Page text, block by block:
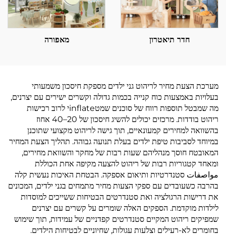
חדר תיאטרון מאפורה
מערכת הצעת מחיר לריהוט גני ילדים מספקת חיסכון משמעותי
בעלויות באמצעות כוח קנייה בכמות גדולה וקשרים ישירים עם יצרנים,
מה שמבטל תוספות רווח של סוכנים שמטinflateי לרוב רכישות
ריהוט בודדות. מרכזים יכולים להשיג חיסכון של 20–40 אחוז
בהשוואה למחירים קמעונאיים, תוך גישה לריהוט מקצועי שתוכנן
במיוחד לסביבות טיפת ילדים בעלת תנועה גבוהה. תהליך הצעת המחיר
המאובטח חוסך מנהליהם שעות רבות של מחקר והשוואת מחירים,
ומאחד קטגוריות רבות של ריהוט להצעה מקיפה אחת הכוללת
مواصفات סטנדרטיות ותיאום אספקה. הבטחת האיכות נעשית קלה
בהרבה כשעובדים עם ספקי הצעות מחיר מתמחים בגני ילדים, המכונים
את דרישות הרגולציה ואת סטנדרטים הבטיחות ששייכים למוסדות
לילדות מוקדמת. הספקים האלה שומרים על קשרים עם יצרנים
שמפיקים ריהוט המקיים סטנדרטים קפדניים של עמידות, תוך שימוש
בחומרים לא-רעילים וצלעות עגולות, שחיוניים לבטיחות הילדים.